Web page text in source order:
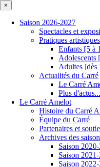
×
Saison 2026-2027
Spectacles et
Pratiques artistiques
Enfants [5 à
Adolescents
Adultes [dès
Actualités du Carré
Le Carré
Plus d'actus...
Le Carré Amelot
Histoire du Carré
Équipe du Carré
Partenaires et
Archives des
Saison 2020-
Saison
Saison